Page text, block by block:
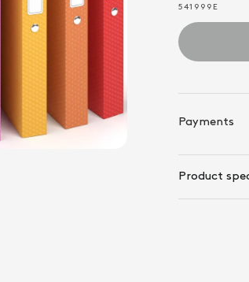
ACROPAQ Ringbuch
541999E
Payments
Product